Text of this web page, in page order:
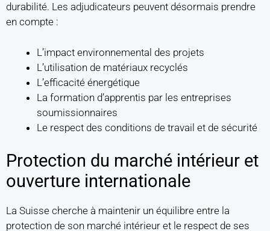
durabilité. Les adjudicateurs peuvent désormais prendre
en compte :
L’impact environnemental des projets
L’utilisation de matériaux recyclés
L’efficacité énergétique
La formation d’apprentis par les entreprises
soumissionnaires
Le respect des conditions de travail et de sécurité
Protection du marché intérieur et
ouverture internationale
La Suisse cherche à maintenir un équilibre entre la
protection de son marché intérieur et le respect de ses